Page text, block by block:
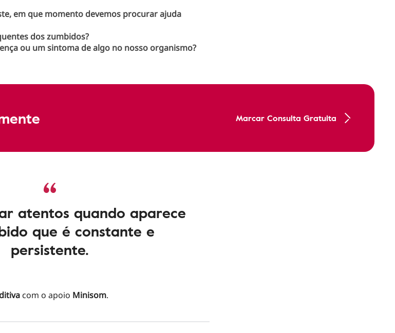
em que momento devemos procurar ajuda
dos zumbidos?
ou um sintoma de algo no nosso organismo?
Marcar Consulta Gratuita
atentos quando aparece
que é constante e
persistente.
com o apoio Minisom.